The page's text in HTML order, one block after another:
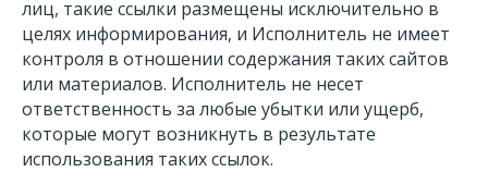
лиц, такие ссылки размещены исключительно в
целях информирования, и Исполнитель не имеет
контроля в отношении содержания таких сайтов
или материалов. Исполнитель не несет
ответственность за любые убытки или ущерб,
которые могут возникнуть в результате
использования таких ссылок.